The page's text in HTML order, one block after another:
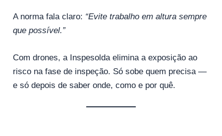
A norma fala claro: “Evite trabalho em altura sempre
que possível.”
Com drones, a Inspesolda elimina a exposição ao
risco na fase de inspeção. Só sobe quem precisa —
e só depois de saber onde, como e por quê.